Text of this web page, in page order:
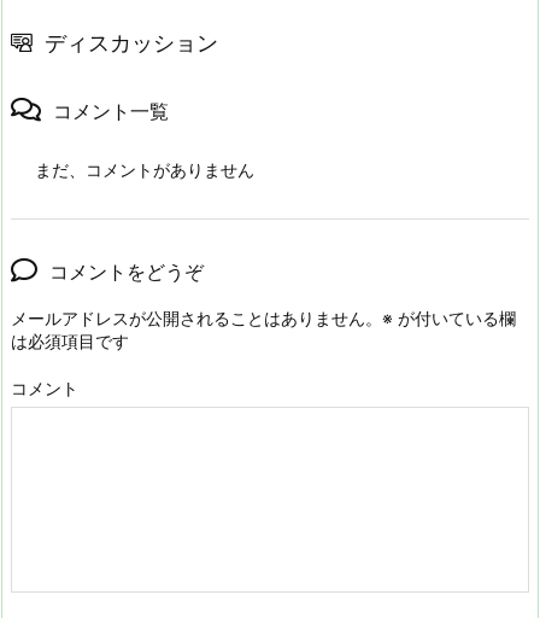
ディスカッション
コメント一覧
まだ、コメントがありません
コメントをどうぞ
メールアドレスが公開されることはありません。 ※ が付いている欄
は必須項目です
コメント